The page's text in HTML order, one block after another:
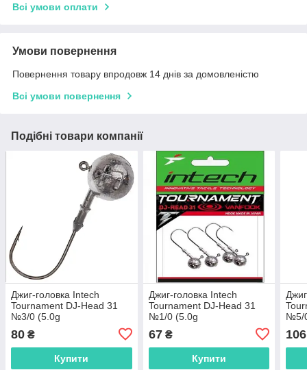
Всі умови оплати
Умови повернення
Повернення товару впродовж 14 днів за домовленістю
Всі умови повернення
Подібні товари компанії
Джиг-головка Intech
Tournament DJ-Head 31
№3/0 (5.0g
80 ₴
Купити
Джиг-головка Intech
Tournament DJ-Head 31
№1/0 (5.0g
67₴
Купити
№5/
106